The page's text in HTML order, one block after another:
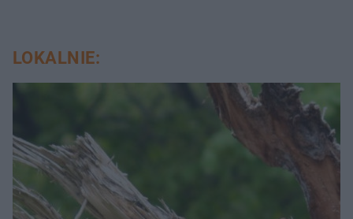
LOKALNIE: